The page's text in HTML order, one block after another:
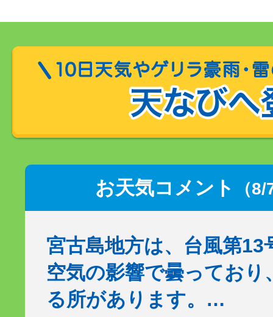
お天気コメント （
宮古島地方は、台風第13
空気の影響で曇っており
る所があります。…